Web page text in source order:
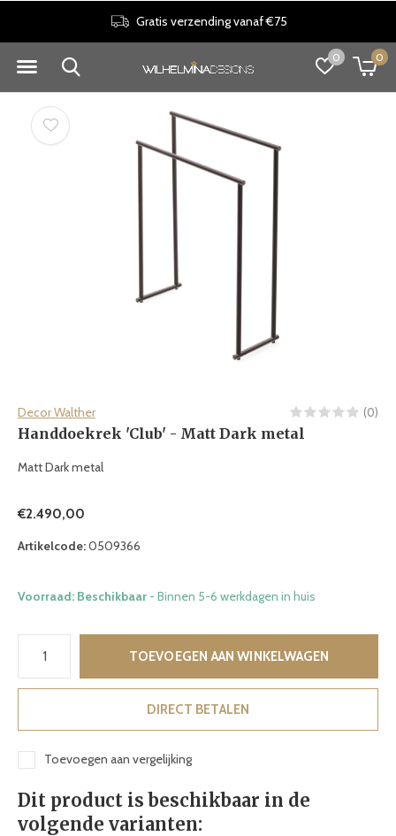
0 0
Gratis verzending vanaf €75
Decor Walther (0)
Handdoekrek 'Club' - Matt Dark metal
Matt Dark metal
€2.490,00
Artikelcode:0509366
Voorraad: Beschikbaar - Binnen 5-6 werkdagen in huis
TOEVOEGEN AAN WINKELWAGEN
DIRECT BETALEN
Toevoegen aan vergelijking
Dit product is beschikbaar in de
volgende varianten: